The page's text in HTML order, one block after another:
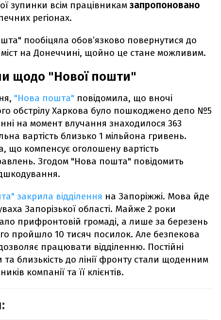
зупинки всім працівникамзапропоновано
регіонах.
пообіцяла обов’язково повернутися до
на Донеччині, щойно це стане можливим.
щодо "Нової пошти"
"Нова пошта" повідомила, що вночі
обстрілу Харкова було пошкоджено депо №5
на момент влучання знаходилося 363
вартість близько 1 мільйона гривень.
що компенсує оголошену вартість
Згодом "Нова пошта" повідомить
закрила відділення на Запоріжжі. Мова йде
Запорізької області. Майже 2 роки
прифронтовій громаді, а лише за березень
пройшло 10 тисяч посилок. Але безпекова
працювати відділенню. Постійні
та близькість до лінії фронту стали щоденним
компанії та її клієнтів.